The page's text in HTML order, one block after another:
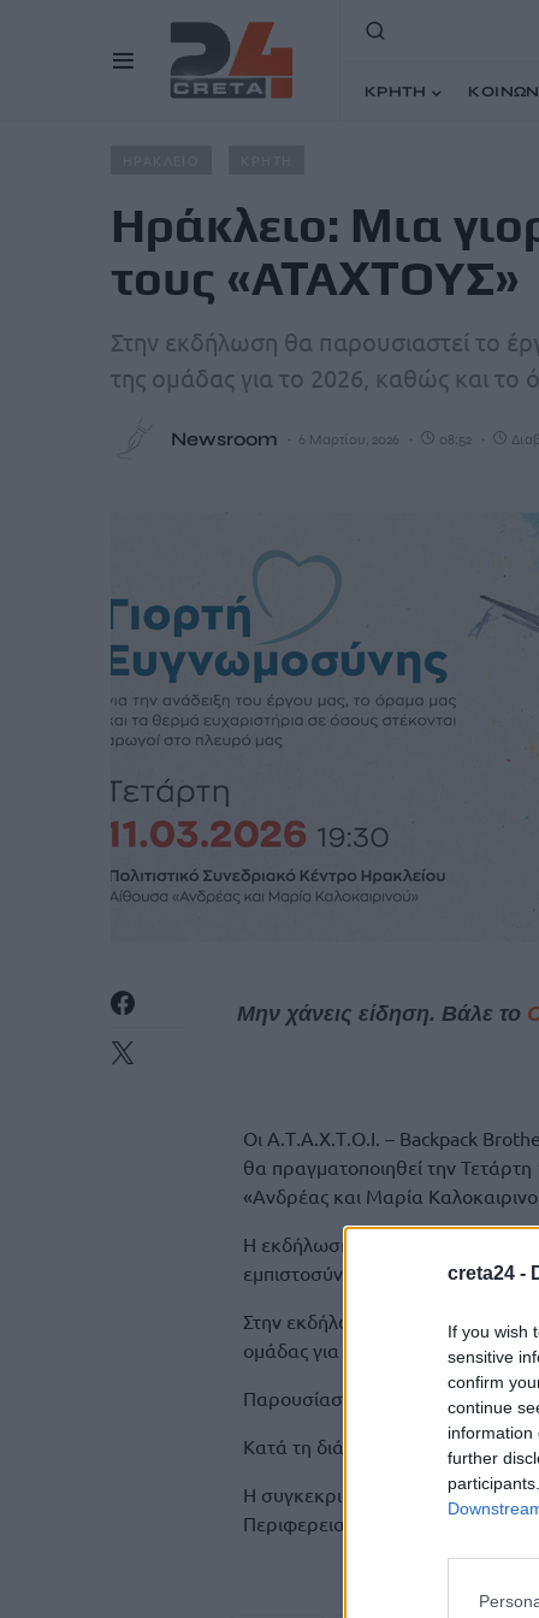
creta24 -
If you wish
sensitive
confirm
continue
information
further
ΚΡΗΤΗ
Άρθρα Ηράκλειο: Μια γιορτή ευγνωμοσύνης
Ηράκλειο: Μια
τους «ΑΤΑΧΤΟΥΣ»
Στην εκδήλωση θα παρουσιαστεί το
της ομάδας για το 2026, καθώς και το
Newsroom 6 Μαρτίου, 2026 08:52
Μην χάνεις είδηση. Βάλε το
Οι Α.Τ.Α.Χ.Τ.Ο.Ι. – Backpack
θα πραγματοποιηθεί την
«Ανδρέας και Μαρία
Η εκδήλωση αυτή αποτελεί μια
εμπιστοσύνη και τη στήριξη
Στην εκδήλωση θα παρουσιαστεί
ομάδας για το 2026, καθώς και
Παρουσίαση: Φρόσω Μαστορίδη
Κατά τη διάρκεια της
Η συγκεκριμμένη δράση τελεί με
Περιφερειακού Ταμείου